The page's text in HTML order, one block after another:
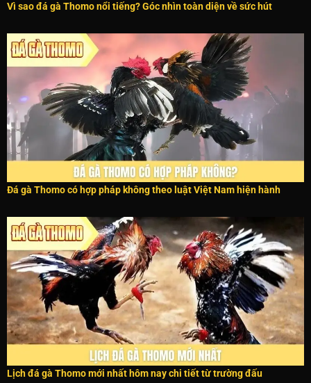
Vì sao đá gà Thomo nổi tiếng? Góc nhìn toàn diện về sức hút
Đá gà Thomo có hợp pháp không theo luật Việt Nam hiện hành
Lịch đá gà Thomo mới nhất hôm nay chi tiết từ trường đấu